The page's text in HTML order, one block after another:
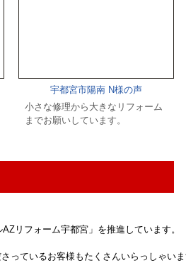
宇都宮市陽南 N様の声
小さな修理から大きなリフォーム
までお願いしています。
リフォーム宇都宮」を推進しています。
っているお客様もたくさんいらっしゃい